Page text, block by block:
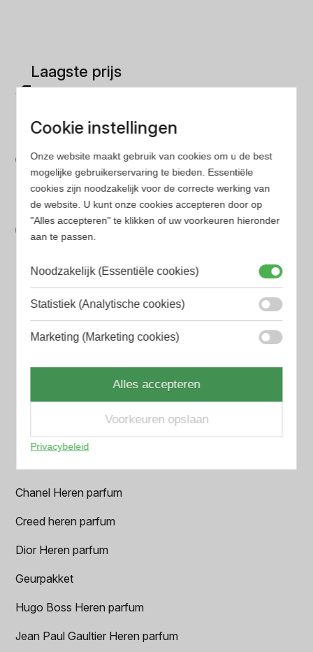
Laagste prijs
van verschillende websites
Gemakkelijk zoeken
Op onze website vind je eenvoudig je favoriete
parfum met onze geavanceerde zoekfilters
Bespaar tijd en geld
Wij hebben alle prijzen voor je verzameld zodat jij
Populaire herengeuren
Amouage Heren parfum
Armani Heren parfum
Azzaro Heren parfum
BALR. Heren parfum
Chanel Heren parfum
Creed heren parfum
Dior Heren parfum
Geurpakket
Hugo Boss Heren parfum
Jean Paul Gaultier Heren parfum
Cookie instellingen
Onze website maakt gebruik van cookies om u de best
mogelijke gebruikerservaring te bieden. Essentiële
cookies zijn noodzakelijk voor de correcte werking van
de website. U kunt onze cookies accepteren door op
"Alles accepteren" te klikken of uw voorkeuren hieronder
aan te passen.
Noodzakelijk (Essentiële cookies)
Statistiek (Analytische cookies)
Marketing (Marketing cookies)
Alles accepteren
Voorkeuren opslaan
Privacybeleid